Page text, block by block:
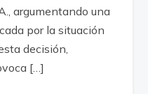
argumentando una
por la situación
decisión,
[…]